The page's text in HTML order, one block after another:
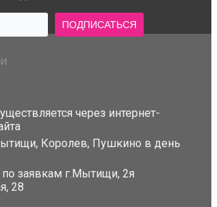
через интернет-
Королев, Пушкино в день
заявкам г.Мытищи, 2я
28